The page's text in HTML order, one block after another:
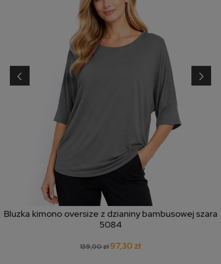
Bluzka kimono oversize z dzianiny bambusowej szara
5084
139,00 zł97,30 zł
‹ ›